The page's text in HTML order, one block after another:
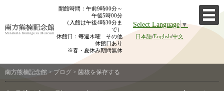
content
開館時間：午前9時00分～
午後5時00分
（入館は午後4時30分ま
で）
休館日：毎週木曜 その他
休館日あり
※春・夏休み期間無休
Select Language▼
日本語/English/中文
南方熊楠記念館 > ブログ > 菌核を保存する